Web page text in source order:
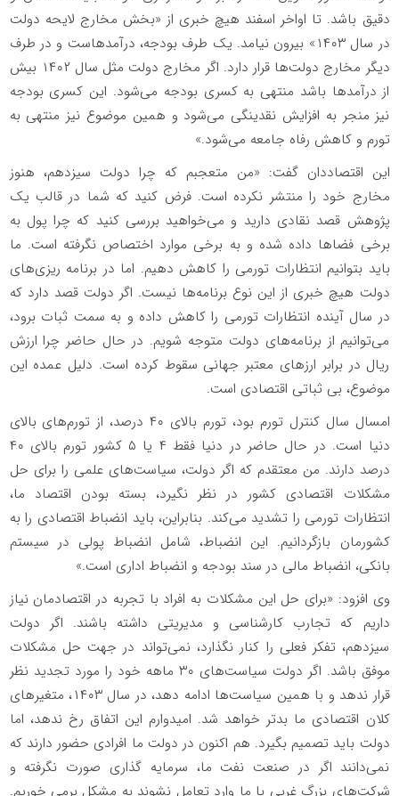
دقیق باشد. تا اواخر اسفند هیچ خبری از «بخش مخارج لایحه دولت
در سال ۱۴۰۳» بیرون نیامد. یک طرف بودجه، درآمدهاست و در طرف
دیگر مخارج دولت‌ها قرار دارد. اگر مخارج دولت مثل سال ۱۴۰۲ بیش
از درآمد‌ها باشد منتهی به کسری بودجه می‌شود. این کسری بودجه
نیز منجر به افزایش نقدینگی می‌شود و همین موضوع نیز منتهی به
تورم و کاهش رفاه جامعه می‌شود.»
این اقتصاددان گفت: «من متعجبم که چرا دولت سیزدهم، هنوز
مخارج خود را منتشر نکرده است. فرض کنید که شما در قالب یک
پژوهش قصد نقادی دارید و می‌خواهید بررسی کنید که چرا پول به
برخی فضا‌ها داده شده و به برخی موارد اختصاص نگرفته است. ما
باید بتوانیم انتظارات تورمی را کاهش دهیم. اما در برنامه ریزی‌های
دولت هیچ خبری از این نوع برنامه‌ها نیست. اگر دولت قصد دارد که
در سال آینده انتظارات تورمی را کاهش داده و به سمت ثبات برود،
می‌توانیم از برنامه‌های دولت متوجه شویم. در حال حاضر چرا ارزش
ریال در برابر ارز‌های معتبر جهانی سقوط کرده است. دلیل عمده این
موضوع، بی ثباتی اقتصادی است.
امسال سال کنترل تورم بود، تورم بالای ۴۰ درصد، از تورم‌های بالای
دنیا است. در حال حاضر در دنیا فقط ۴ یا ۵ کشور تورم بالای ۴۰
درصد دارند. من معتقدم که اگر دولت، سیاست‌های علمی را برای حل
مشکلات اقتصادی کشور در نظر نگیرد، بسته بودن اقتصاد ما،
انتظارات تورمی را تشدید می‌کند. بنابراین، باید انضباط اقتصادی را به
کشورمان بازگردانیم. این انضباط، شامل انضباط پولی در سیستم
بانکی، انضباط مالی در سند بودجه و انضباط اداری است.»
وی افزود: «برای حل این مشکلات به افراد با تجربه در اقتصادمان نیاز
داریم که تجارب کارشناسی و مدیریتی داشته باشند. اگر دولت
سیزدهم، تفکر فعلی را کنار نگذارد، نمی‌تواند در جهت حل مشکلات
موفق باشد. اگر دولت سیاست‌های ۳۰ ماهه خود را مورد تجدید نظر
قرار ندهد و با همین سیاست‌ها ادامه دهد، در سال ۱۴۰۳، متغیر‌های
کلان اقتصادی ما بدتر خواهد شد. امیدوارم این اتفاق رخ ندهد، اما
دولت باید تصمیم بگیرد. هم اکنون در دولت ما افرادی حضور دارند که
نمی‌دانند اگر در صنعت نفت ما، سرمایه گذاری صورت نگرفته و
شرکت‌های بزرگ غربی با ما وارد تعامل نشوند به مشکل برمی خوریم.